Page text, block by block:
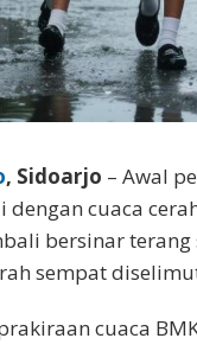
, Sidoarjo – Awal
dengan cuaca
bersinar
sempat
cuaca